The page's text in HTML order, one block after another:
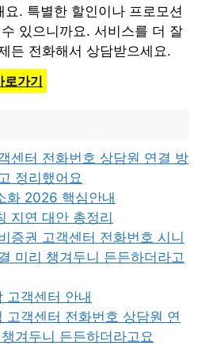
. 특별한 할인이나 프로모션
있으니까요. 서비스를 더 잘
든 전화해서 상담받으세요.
로가기
센터 전화번호 상담원 연결 방
정리했어요
화 2026 핵심안내
지연 대안 총정리
증권 고객센터 전화번호 시니
미리 챙겨두니 든든하더라고
고객센터 안내
고객센터 전화번호 상담원 연
겨두니 든든하더라고요